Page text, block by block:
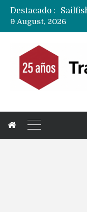
Destacado :
9 August, 2026